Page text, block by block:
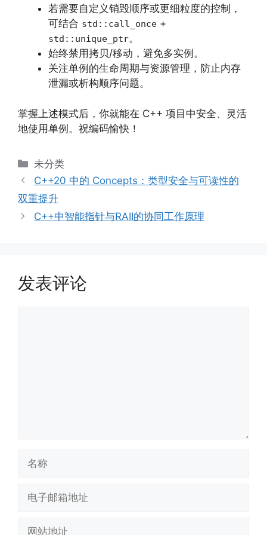
若需要自定义销毁顺序或更细粒度的控制，
可结合 std::call_once +
std::unique_ptr。
始终禁用拷贝/移动，避免多实例。
关注单例的生命周期与资源管理，防止内存
泄漏或析构顺序问题。
掌握上述模式后，你就能在 C++ 项目中安全、灵活
地使用单例。祝编码愉快！
分
类
未分类
C++20 中的 Concepts：类型安全与可读性的
双重提升
C++中智能指针与RAII的协同工作原理
发表评论